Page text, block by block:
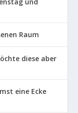
Raum
diese aber
eine Ecke